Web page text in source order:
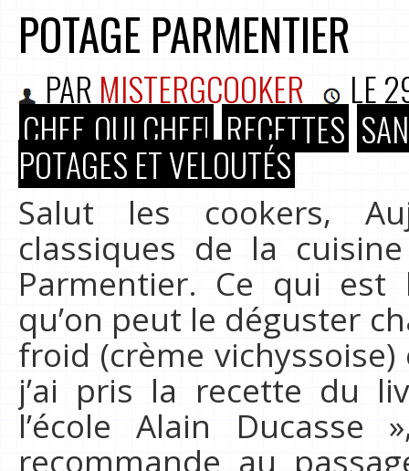
POTAGE PARMENTIER
PAR MISTERGCOOKER LE
CHEF, OUI CHEF! RECETTES
POTAGES ET VELOUTÉS
Salut les cookers,
classiques de la
Parmentier. Ce qui est
qu’on peut le déguster
froid (crème
j’ai pris la recette du
l’école Alain
recommande au